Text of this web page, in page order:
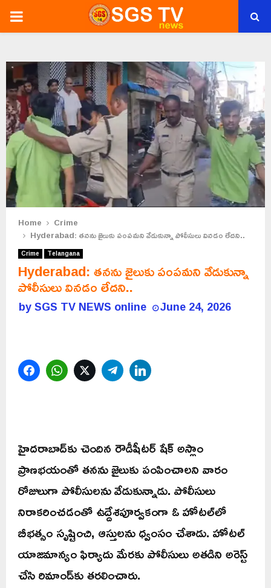
PRIMARY
Home
Crime
Hyderabad: తనను జైలుకు పంపమని వేడుకున్నా పోలీసులు వినడం లేదని..
Crime Telangana
Hyderabad: తనను జైలుకు పంపమని వేడుకున్నా
పోలీసులు వినడం లేదని..
bySGS TV NEWS online June 24, 2026
FacebookWhatsAppTwitterTelegram
హైదరాబాద్‌కు చెందిన రౌడీషీటర్ షేక్ అస్లాం
ప్రాణభయంతో తనను జైలుకు పంపించాలని వారం
రోజులుగా పోలీసులను వేడుకున్నాడు. పోలీసులు
నిరాకరించడంతో ఉద్దేశపూర్వకంగా ఓ హోటల్‌లో
బీభత్సం సృష్టించి, ఆస్తులను ధ్వంసం చేశాడు. హోటల్
యాజమాన్యం ఫిర్యాదు మేరకు పోలీసులు అతడిని అరెస్ట్
చేసి రిమాండ్‌కు తరలించారు.